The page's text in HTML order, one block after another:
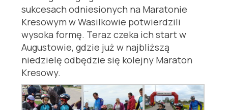
sukcesach odniesionych na Maratonie
Kresowym w Wasilkowie potwierdzili
wysoka formę. Teraz czeka ich start w
Augustowie, gdzie już w najbliższą
niedzielę odbędzie się kolejny Maraton
Kresowy.